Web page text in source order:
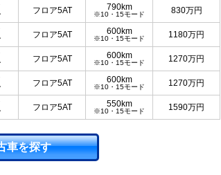
フロア5AT 790km
※10・15モード 830万円
フロア5AT 600km
※10・15モード 1180万円
フロア5AT 600km
※10・15モード 1270万円
フロア5AT 600km
※10・15モード 1270万円
フロア5AT 550km
※10・15モード 1590万円
車を探す